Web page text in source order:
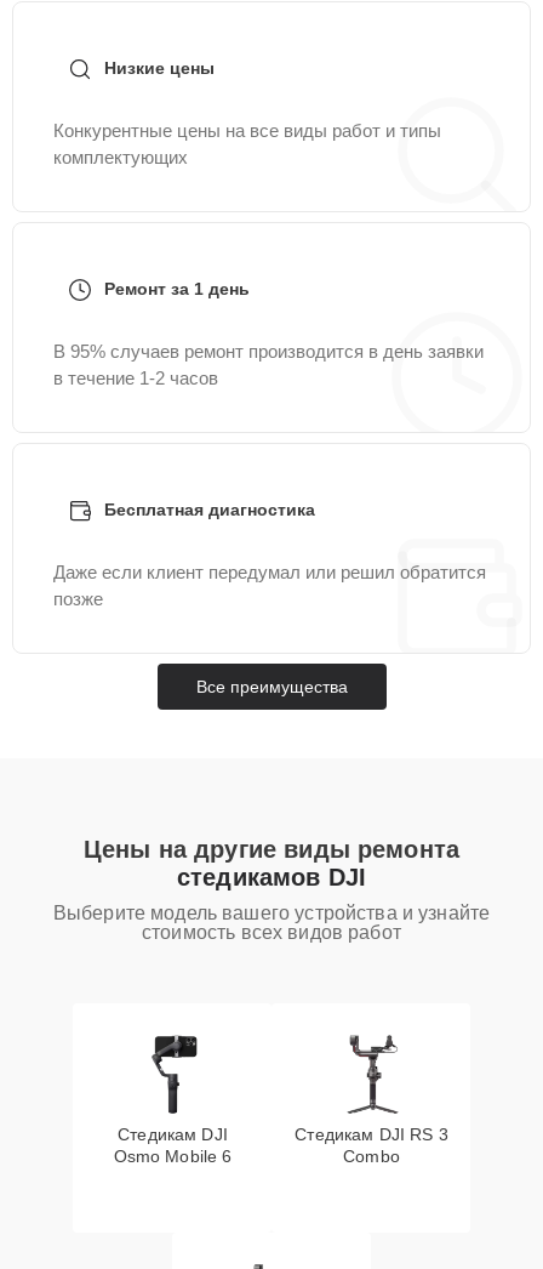
Низкие цены
Конкурентные цены на все виды работ и типы
комплектующих
Ремонт за 1 день
В 95% случаев ремонт производится в день заявки
в течение 1-2 часов
Бесплатная диагностика
Даже если клиент передумал или решил обратится
позже
Все преимущества
Цены на другие виды ремонта
стедикамов DJI
Выберите модель вашего устройства и узнайте
стоимость всех видов работ
Стедикам DJI
Osmo Mobile 6
Стедикам DJI RS 3
Combo